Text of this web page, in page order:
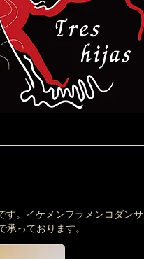
す。イケメンフラメンコダンサ
っております。